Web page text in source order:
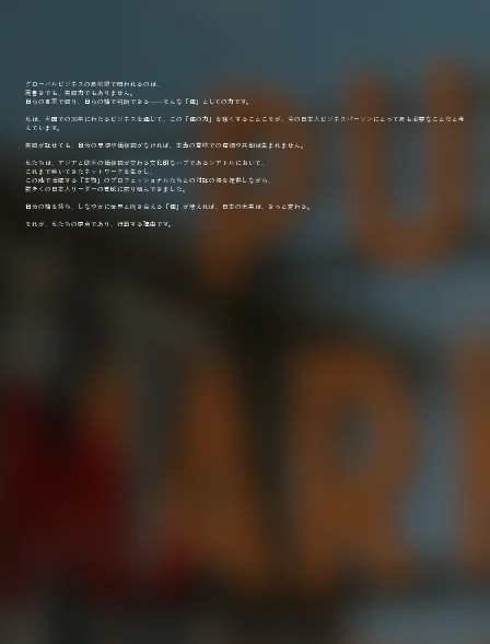
グローバルビジネスの最前線で問われるのは、
肩書きでも、英語力でもありません。
自らの言葉で語り、自らの軸で判断できる——そんな「個」としての力です。
私は、米国での30年にわたるビジネスを通じて、この「個の力」を強くすることこそが、今の日本人ビジネスパーソンにとって最も必要なことだと考
えています。
英語が話せても、自分の思想や価値観がなければ、本当の意味での信頼や共創は生まれません。
私たちは、アジアと欧米の価値観が交わる文化的なハブであるシアトルにおいて、
これまで築いてきたネットワークを生かし、
この地で活躍する「本物」のプロフェッショナルたちとの対話の場を提供しながら、
数多くの日本人リーダーの育成に取り組んできました。
自分の軸を持ち、しなやかに世界と向き合える「個」が増えれば、日本の未来は、きっと変わる。
それが、私たちの原点であり、行動する理由です。